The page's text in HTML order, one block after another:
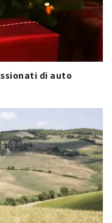
di auto